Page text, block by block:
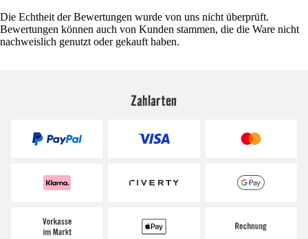
Die Echtheit der Bewertungen wurde von uns nicht überprüft.
Bewertungen können auch von Kunden stammen, die die Ware nicht
nachweislich genutzt oder gekauft haben.
Zahlarten